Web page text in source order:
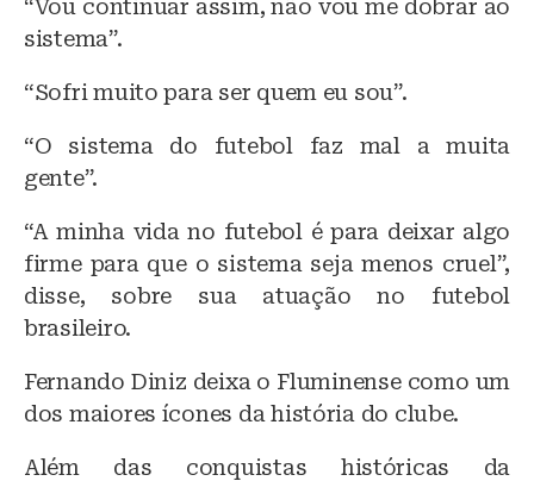
“Vou continuar assim, não vou me dobrar ao
sistema”.
“Sofri muito para ser quem eu sou”.
“O sistema do futebol faz mal a muita
gente”.
“A minha vida no futebol é para deixar algo
firme para que o sistema seja menos cruel”,
disse, sobre sua atuação no futebol
brasileiro.
Fernando Diniz deixa o Fluminense como um
dos maiores ícones da história do clube.
Além das conquistas históricas da